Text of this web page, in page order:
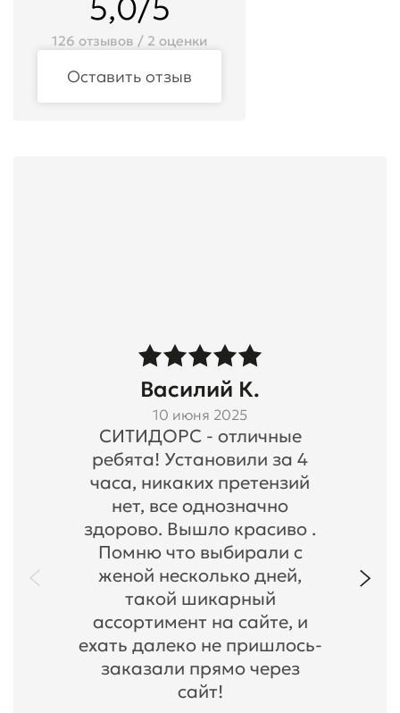
5,0/5
126 отзывов / 2 оценки
Оставить отзыв
Василий К.
10 июня 2025
СИТИДОРС - отличные
ребята! Установили за 4
часа, никаких претензий
нет, все однозначно
здорово. Вышло красиво .
Помню что выбирали с
женой несколько дней,
такой шикарный
ассортимент на сайте, и
ехать далеко не пришлось-
заказали прямо через
сайт!